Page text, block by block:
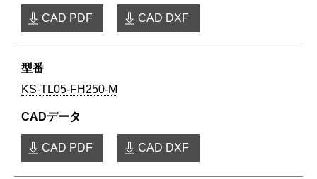
CAD PDF CAD DXF
KS-TL05-FH250-M
CAD PDF CAD DXF